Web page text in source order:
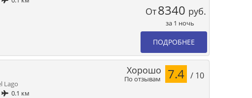
От8340 руб.
за 1 ночь
ПОДРОБНЕЕ
Lago
0.1 км
По отзывам
Хорошо 7.4 / 10